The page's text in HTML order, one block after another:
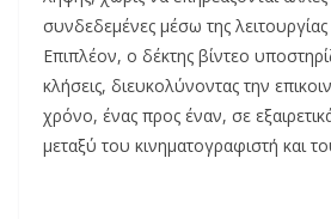
συνδεδεμένες μέσω της
Επιπλέον, ο δέκτης βίντεο
κλήσεις, διευκολύνοντας την
χρόνο, ένας προς έναν, σε
μεταξύ του κινηματογραφιστή και